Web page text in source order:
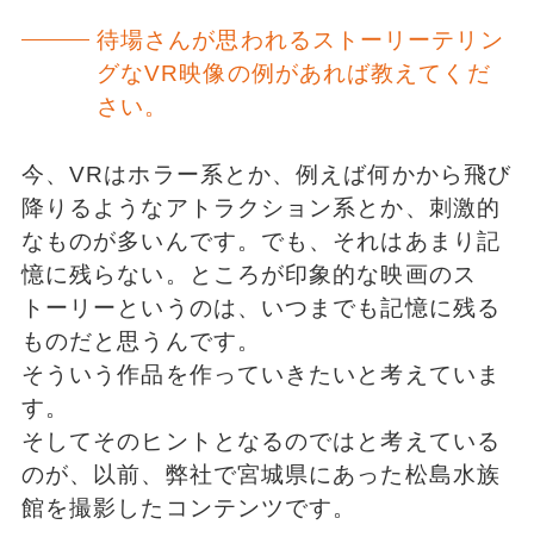
待場さんが思われるストーリーテリン
グなVR映像の例があれば教えてくだ
さい。
今、VRはホラー系とか、例えば何かから飛び
降りるようなアトラクション系とか、刺激的
なものが多いんです。でも、それはあまり記
憶に残らない。ところが印象的な映画のス
トーリーというのは、いつまでも記憶に残る
ものだと思うんです。
そういう作品を作っていきたいと考えていま
す。
そしてそのヒントとなるのではと考えている
のが、以前、弊社で宮城県にあった松島水族
館を撮影したコンテンツです。